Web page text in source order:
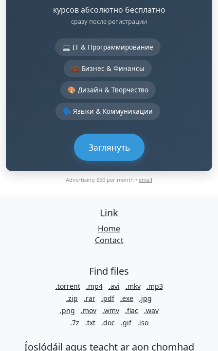
курсов абсолютно бесплатно
сразу после регистрации
💻 IT & Программирование
💼 Бизнес & Финансы
🎨 Дизайн & Творчество
🗣️ Языки & Коммуникации
Заглянуть
Advertising $50 per month • email
Link
Home
Contact
Find files
.torrent .mp4 .avi .mkv
.mp3
.zip
.rar .pdf .exe
.jpg
.png
.mov .wmv .flac
.wav
.7z
.txt .doc .gif .iso
Íoslódáil agus teacht ar aon chomhad